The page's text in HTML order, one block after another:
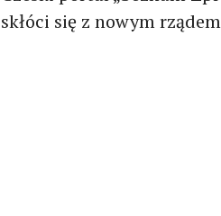
skłóci się z nowym